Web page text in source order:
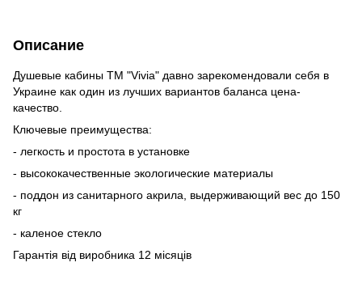
Описание
Душевые кабины ТМ "Vivia" давно зарекомендовали себя в
Украине как один из лучших вариантов баланса цена-
качество.
Ключевые преимущества:
- легкость и простота в установке
- высококачественные экологические материалы
- поддон из санитарного акрила, выдерживающий вес до 150
кг
- каленое стекло
Гарантія від виробника 12 місяців